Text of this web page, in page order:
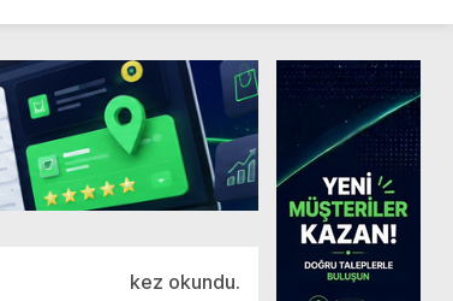
kez okundu.